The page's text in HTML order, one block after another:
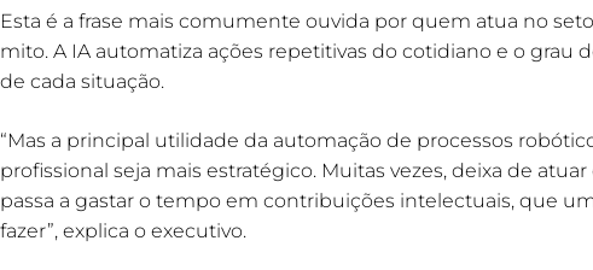
Esta é a frase mais comumente ouvida por quem atua no
mito. A IA automatiza ações repetitivas do cotidiano e o grau
de cada situação.
“Mas a principal utilidade da automação de processos
profissional seja mais estratégico. Muitas vezes, deixa de
passa a gastar o tempo em contribuições intelectuais, que
fazer”, explica o executivo.